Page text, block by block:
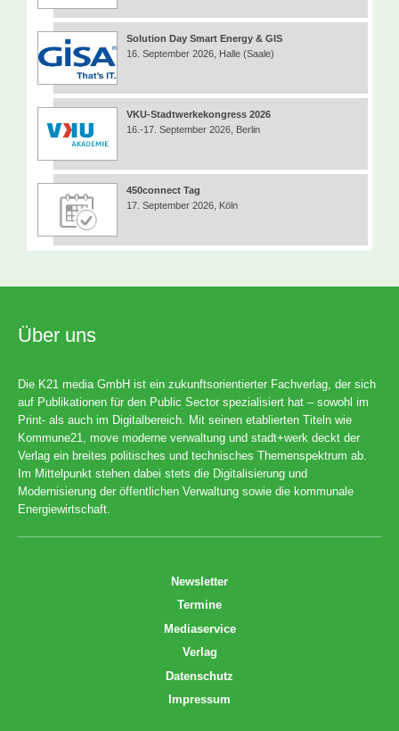
Solution Day Smart Energy & GIS
16. September 2026, Halle (Saale)
VKU-Stadtwerkekongress 2026
16.-17. September 2026, Berlin
450connect Tag
17. September 2026, Köln
Über uns
Die K21 media GmbH ist ein zukunftsorientierter Fachverlag, der sich
auf Publikationen für den Public Sector spezialisiert hat – sowohl im
Print- als auch im Digitalbereich. Mit seinen etablierten Titeln wie
Kommune21, move moderne verwaltung und stadt+werk deckt der
Verlag ein breites politisches und technisches Themenspektrum ab.
Im Mittelpunkt stehen dabei stets die Digitalisierung und
Modernisierung der öffentlichen Verwaltung sowie die kommunale
Energiewirtschaft.
Newsletter
Termine
Mediaservice
Verlag
Datenschutz
Impressum